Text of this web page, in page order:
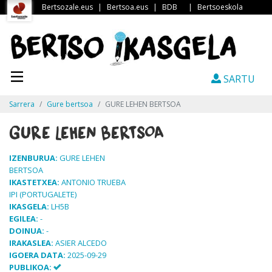
Bertsozale.eus | Bertsoa.eus | BDB | Bertsoeskola
SARTU
Sarrera Gure bertsoa GURE LEHEN BERTSOA
GURE LEHEN BERTSOA
IZENBURUA: GURE LEHEN
BERTSOA
IKASTETXEA: ANTONIO TRUEBA
IPI (PORTUGALETE)
IKASGELA: LH5B
EGILEA: -
DOINUA: -
IRAKASLEA: ASIER ALCEDO
IGOERA DATA: 2025-09-29
PUBLIKOA: